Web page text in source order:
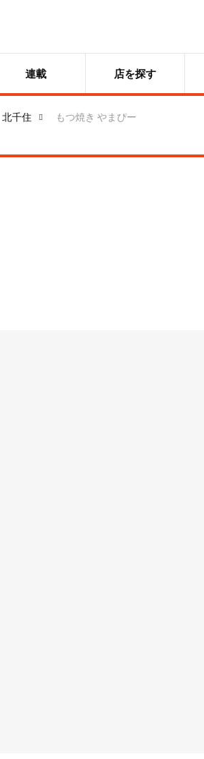
連載 店を探す
北千住
もつ焼き やまぴー